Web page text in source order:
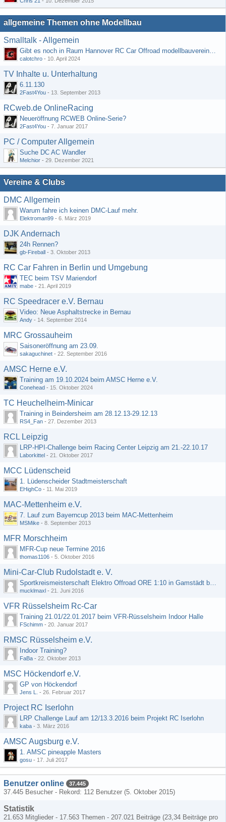
allgemeine Themen ohne Modellbau
Smalltalk - Allgemein
Gibt es noch in Raum Hannover RC Car Offroad modellbauvereine, habe selbst schon gegoogelt aber erfolglos
calotchro - 10. April 2024
TV Inhalte u. Unterhaltung
6.11.130
2Fast4You - 13. September 2013
RCweb.de OnlineRacing
Neueröffnung RCWEB Online-Serie?
2Fast4You - 7. Januar 2017
PC / Computer Allgemein
Suche DC AC Wandler
Melchior - 29. Dezember 2021
Vereine & Clubs
DMC Allgemein
Warum fahre ich keinen DMC-Lauf mehr.
Elektroman99 - 6. März 2019
DJK Andernach
24h Rennen?
gb-Fireball - 3. Oktober 2013
RC Car Fahren in Berlin und Umgebung
TEC beim TSV Mariendorf
mabe - 21. April 2019
RC Speedracer e.V. Bernau
Video: Neue Asphaltstrecke in Bernau
Andy - 14. September 2014
MRC Grossauheim
Saisoneröffnung am 23.09.
sakaguchinet - 22. September 2016
AMSC Herne e.V.
Training am 19.10.2024 beim AMSC Herne e.V.
Conehead - 15. Oktober 2024
TC Heuchelheim-Minicar
Training in Beindersheim am 28.12.13-29.12.13
RS4_Fan - 27. Dezember 2013
RCL Leipzig
LRP-HPI-Challenge beim Racing Center Leipzig am 21.-22.10.17
Laborkittel - 21. Oktober 2017
MCC Lüdenscheid
1. Lüdenscheider Stadtmeisterschaft
EHighCo - 11. Mai 2019
MAC-Mettenheim e.V.
7. Lauf zum Bayerncup 2013 beim MAC-Mettenheim
MSMike - 8. September 2013
MFR Morschheim
MFR-Cup neue Termine 2016
thomas1106 - 5. Oktober 2016
Mini-Car-Club Rudolstadt e. V.
Sportkreismeisterschaft Elektro Offroad ORE 1:10 in Gamstädt bei Erfurt, Outdoor mit Indoor Ausweichmöglichkeit!!!
mucklmaxl - 21. Juni 2016
VFR Rüsselsheim Rc-Car
Training 21.01/22.01.2017 beim VFR-Rüsselsheim Indoor Halle
FSchimm - 20. Januar 2017
RMSC Rüsselsheim e.V.
Indoor Training?
FaBa - 22. Oktober 2013
MSC Höckendorf e.V.
GP von Höckendorf
Jens L. - 26. Februar 2017
Project RC Iserlohn
LRP Challenge Lauf am 12/13.3.2016 beim Projekt RC Iserlohn
kaba - 3. März 2016
AMSC Augsburg e.V.
1. AMSC pineapple Masters
gosu - 17. Juli 2017
Benutzer online 37.445
37.445 Besucher - Rekord: 112 Benutzer (5. Oktober 2015)
Statistik
21.653 Mitglieder - 17.563 Themen - 207.021 Beiträge (23,34 Beiträge pro